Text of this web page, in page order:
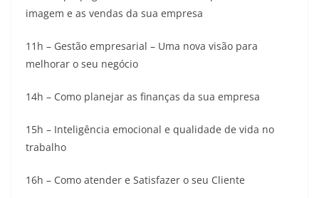
imagem e as vendas da sua empresa
11h – Gestão empresarial – Uma nova visão para
melhorar o seu negócio
14h – Como planejar as finanças da sua empresa
15h – Inteligência emocional e qualidade de vida no
trabalho
16h – Como atender e Satisfazer o seu Cliente